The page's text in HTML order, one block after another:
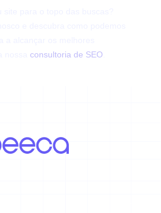
consultoria de SEO